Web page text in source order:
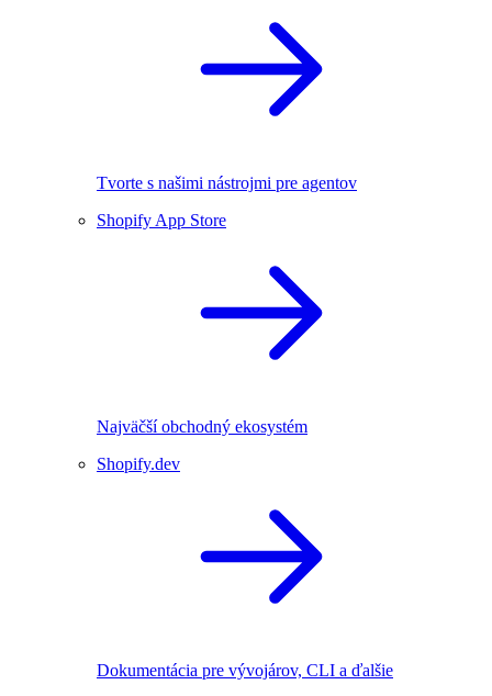
Tvorte s našimi nástrojmi pre agentov
Shopify App Store
Najväčší obchodný ekosystém
Shopify.dev
Dokumentácia pre vývojárov, CLI a ďalšie